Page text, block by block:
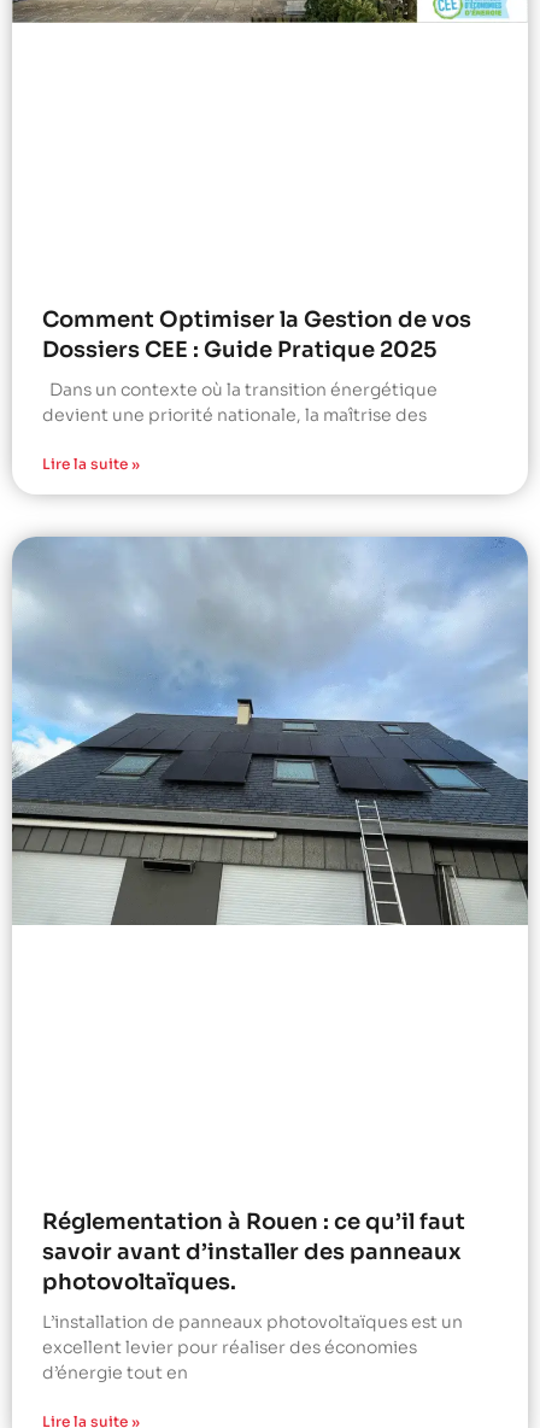
Comment Optimiser la Gestion de vos
Dossiers CEE : Guide Pratique 2025
Dans un contexte où la transition énergétique
devient une priorité nationale, la maîtrise des
Lire la suite »
Réglementation à Rouen : ce qu’il faut
savoir avant d’installer des panneaux
photovoltaïques.
L’installation de panneaux photovoltaïques est un
excellent levier pour réaliser des économies
d’énergie tout en
Lire la suite »